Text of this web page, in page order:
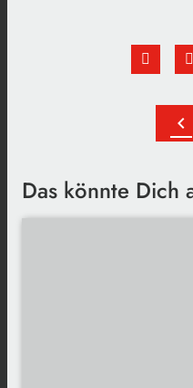
chevron_left
Das könnte Dich